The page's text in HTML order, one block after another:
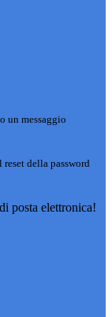
un messaggio
della password
posta elettronica!